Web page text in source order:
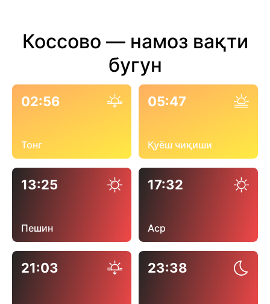
Коссово — намоз вақти
бугун
02:56
Тонг
05:47
Қуёш чиқиши
13:25
Пешин
17:32
Аср
21:03 23:38